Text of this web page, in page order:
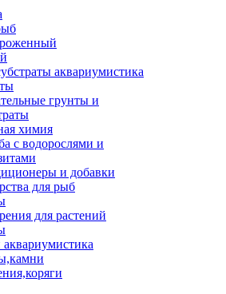
аквариумистика
грунты и
химия
с водорослями и
и добавки
для рыб
для растений